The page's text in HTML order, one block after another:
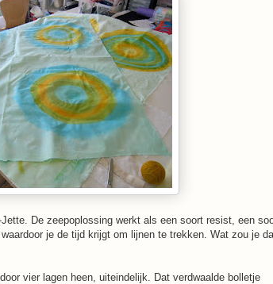
De zeepoplossing werkt als een soort resist, een
je de tijd krijgt om lijnen te trekken. Wat zou je
vier lagen heen, uiteindelijk. Dat verdwaalde bolletje